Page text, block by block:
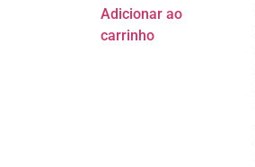
Adicionar ao
carrinho